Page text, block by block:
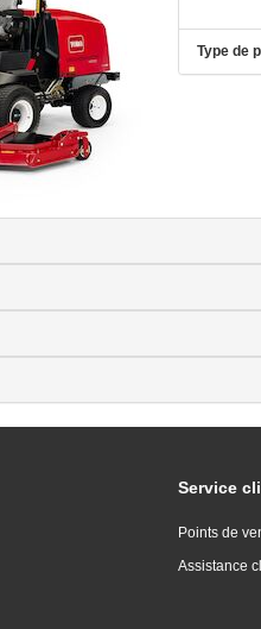
Type de
Service
Points de
Assistance